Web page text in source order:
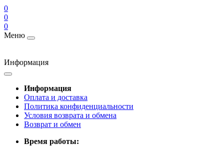
0
0
0
Меню
Информация
Информация
Оплата и доставка
Политика конфиденциальности
Условия возврата и обмена
Возврат и обмен
Время работы: